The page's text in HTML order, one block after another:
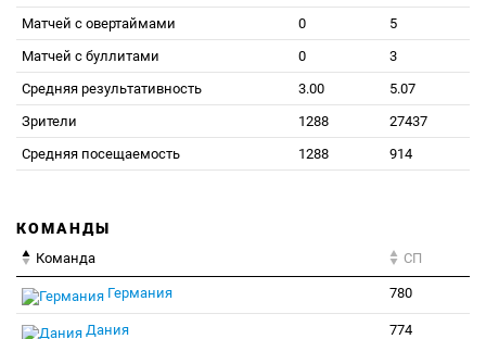
Матчей с овертаймами
0
5
Матчей с буллитами
0
3
Средняя результативность
3.00
5.07
Зрители
1288
27437
Средняя посещаемость
1288 914
КОМАНДЫ
Команда СП
Германия 780
Дания 774